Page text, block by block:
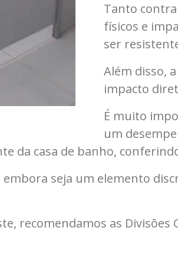
Tanto
físicos e
ser
Além disso,
impacto
É muito
um
da casa de banho,
seja um elemento
recomendamos as Divisões